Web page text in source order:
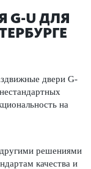
U ДЛЯ
двери G-
на
решениями
качества и